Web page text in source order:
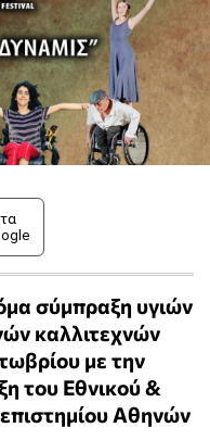
σύμπραξη υγιών
καλλιτεχνών
με την
του Εθνικού &
Αθηνών